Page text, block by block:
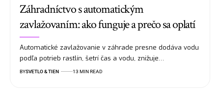
Záhradníctvo s automatickým
zavlažovaním: ako funguje a prečo sa oplatí
Automatické zavlažovanie v záhrade presne dodáva vodu
podľa potrieb rastlín, šetrí čas a vodu, znižuje…
BYSVETLO & TIEN 13 MIN READ